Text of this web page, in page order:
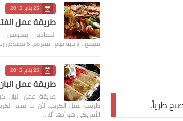
طرياً.
25 يناير 2012
طريقة عمل
المقادير
مقطع , 2 حبة ثوم مفروم, 5 فصوص زعتر بري مقطع أور…
25 يناير 2012
طريقة عمل
طريقة عمل البان
طريقة عمل الكريب, لأن ما يميز
الأمريكي هو أنها أك…